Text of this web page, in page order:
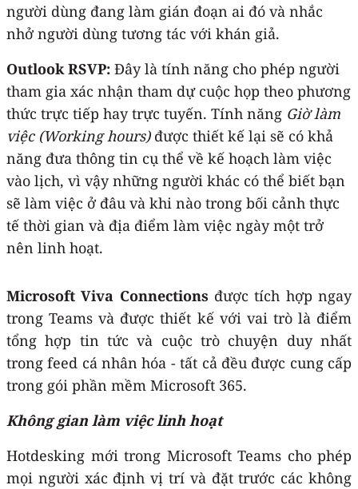
người dùng đang làm gián đoạn ai đó và nhắc
nhở người dùng tương tác với khán giả.
Outlook RSVP: Đây là tính năng cho phép người
tham gia xác nhận tham dự cuộc họp theo phương
thức trực tiếp hay trực tuyến. Tính năng Giờ làm
việc (Working hours)được thiết kế lại sẽ có khả
năng đưa thông tin cụ thể về kế hoạch làm việc
vào lịch, vì vậy những người khác có thể biết bạn
sẽ làm việc ở đâu và khi nào trong bối cảnh thực
tế thời gian và địa điểm làm việc ngày một trở
nên linh hoạt.
Microsoft Viva Connections được tích hợp ngay
trong Teams và được thiết kế với vai trò là điểm
tổng hợp tin tức và cuộc trò chuyện duy nhất
trong feed cá nhân hóa - tất cả đều được cung cấp
trong gói phần mềm Microsoft 365.
Không gian làm việc linh hoạt
Hotdesking mới trong Microsoft Teams cho phép
mọi người xác định vị trí và đặt trước các không